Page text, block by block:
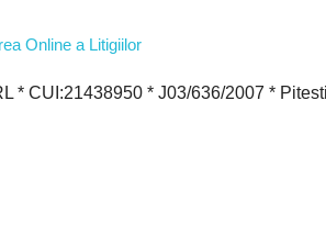
* CUI:21438950 * J03/636/2007 *